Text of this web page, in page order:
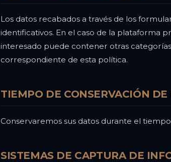
Los datos recabados a través de los
identificativos. En el caso de la plataforma
interesado puede contener otras
correspondiente de esta política.
TIEMPO DE CONSERVACIÓN DE
Conservaremos sus datos durante el
SISTEMAS DE CAPTURA DE